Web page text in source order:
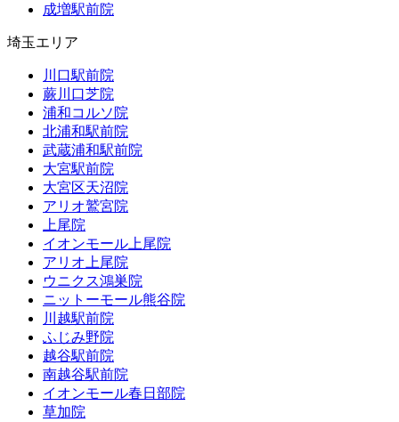
成増駅前院
埼玉エリア
川口駅前院
蕨川口芝院
浦和コルソ院
北浦和駅前院
武蔵浦和駅前院
大宮駅前院
大宮区天沼院
アリオ鷲宮院
上尾院
イオンモール上尾院
アリオ上尾院
ウニクス鴻巣院
ニットーモール熊谷院
川越駅前院
ふじみ野院
越谷駅前院
南越谷駅前院
イオンモール春日部院
草加院